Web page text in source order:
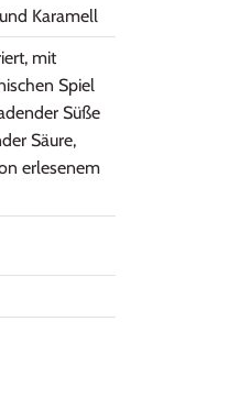
Karamell
mit
Spiel
Süße
Säure,
erlesenem